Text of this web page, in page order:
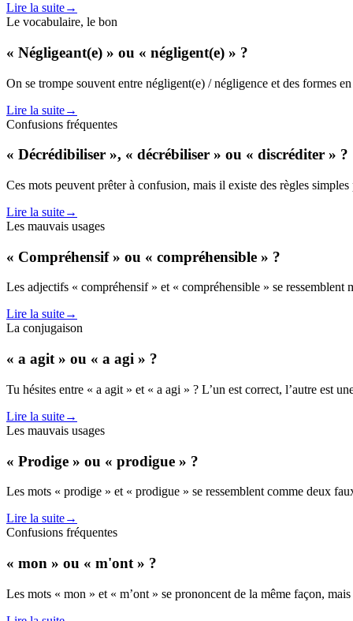
Lire la suite→
Le vocabulaire, le bon
« Négligeant(e) » ou « négligent(e) » ?
On se trompe souvent entre négligent(e) / négligence et des formes
Lire la suite→
Confusions fréquentes
« Décrédibiliser », « décrébiliser » ou « discréditer » ?
Ces mots peuvent prêter à confusion, mais il existe des règles
Lire la suite→
Les mauvais usages
« Compréhensif » ou « compréhensible » ?
Les adjectifs « compréhensif » et « compréhensible » se
Lire la suite→
La conjugaison
« a agit » ou « a agi » ?
Tu hésites entre « a agit » et « a agi » ? L’un est correct, l’autre est
Lire la suite→
Les mauvais usages
« Prodige » ou « prodigue » ?
Les mots « prodige » et « prodigue » se ressemblent comme deux
Lire la suite→
Confusions fréquentes
« mon » ou « m'ont » ?
Les mots « mon » et « m’ont » se prononcent de la même façon,